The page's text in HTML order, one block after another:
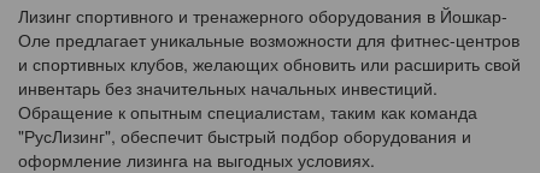
Лизинг спортивного и тренажерного оборудования в Йошкар-
Оле предлагает уникальные возможности для фитнес-центров
и спортивных клубов, желающих обновить или расширить свой
инвентарь без значительных начальных инвестиций.
Обращение к опытным специалистам, таким как команда
"РусЛизинг", обеспечит быстрый подбор оборудования и
оформление лизинга на выгодных условиях.